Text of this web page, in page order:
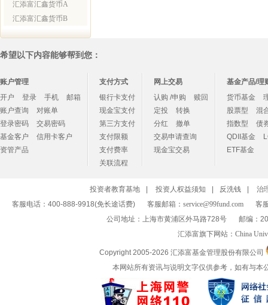
汇添富汇鑫货币A
汇添富汇鑫货币B
希望以下内容能够帮到您：
账户管理
开户
登录 手机
邮箱
账户查询
对账单
登录密码
交易密码
基金客户
信用卡客户
资管产品
支付方式
银行卡支付
现金宝支付
第三方支付
支付限额
支付费率
关联流程
网上交易
认购 /申购
赎回
定投
转换
分红
撤单
交易申请查询
现金宝交易
基金产品/理
货币基金
股票型
混
指数型
债
QDII基金
ETF基金
投资者教育基地 投资人权益须知 反洗钱
治
客服电话：400-888-9918(免长途话费)
客服邮箱： service@99fund.com
客
公司地址：上海市黄浦区外马路728号
邮编：
汇添富旗下网站： China
Copyright 2005-2026 汇添富基金管理股份有限公司
本网站所有资讯与说明文字仅供参考，如有与本